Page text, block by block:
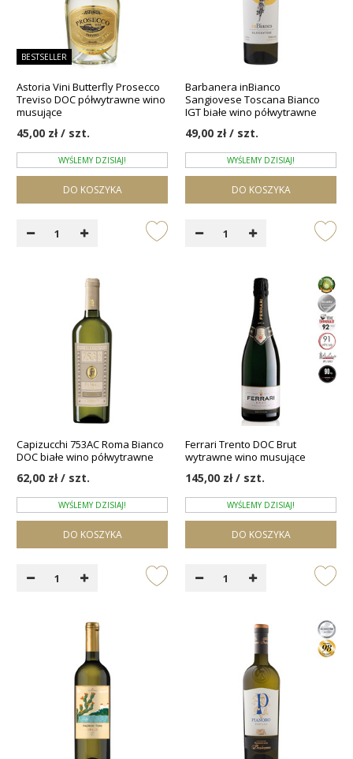
BESTSELLER
Astoria Vini Butterfly Prosecco
Treviso DOC półwytrawne wino
musujące
45,00 zł / szt.
WYŚLEMY DZISIAJ!
DO KOSZYKA
Barbanera inBianco
Sangiovese Toscana Bianco
IGT białe wino półwytrawne
49,00 zł / szt.
WYŚLEMY DZISIAJ!
DO KOSZYKA
Capizucchi 753AC Roma Bianco
DOC białe wino półwytrawne
62,00 zł / szt.
WYŚLEMY DZISIAJ!
DO KOSZYKA
Ferrari Trento DOC Brut
wytrawne wino musujące
145,00 zł / szt.
WYŚLEMY DZISIAJ!
DO KOSZYKA